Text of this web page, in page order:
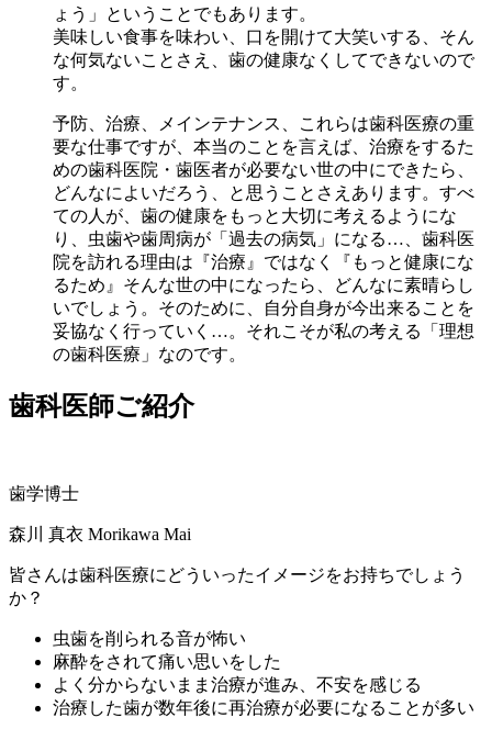
ょう」ということでもあります。
美味しい食事を味わい、口を開けて大笑いする、そん
な何気ないことさえ、歯の健康なくしてできないので
す。
予防、治療、メインテナンス、これらは歯科医療の重
要な仕事ですが、本当のことを言えば、治療をするた
めの歯科医院・歯医者が必要ない世の中にできたら、
どんなによいだろう、と思うことさえあります。すべ
ての人が、歯の健康をもっと大切に考えるようにな
り、虫歯や歯周病が「過去の病気」になる…、歯科医
院を訪れる理由は『治療』ではなく『もっと健康にな
るため』そんな世の中になったら、どんなに素晴らし
いでしょう。そのために、自分自身が今出来ることを
妥協なく行っていく…。それこそが私の考える「理想
の歯科医療」なのです。
歯科医師ご紹介
歯学博士
森川 真衣 Morikawa Mai
皆さんは歯科医療にどういったイメージをお持ちでしょう
か？
虫歯を削られる音が怖い
麻酔をされて痛い思いをした
よく分からないまま治療が進み、不安を感じる
治療した歯が数年後に再治療が必要になることが多い